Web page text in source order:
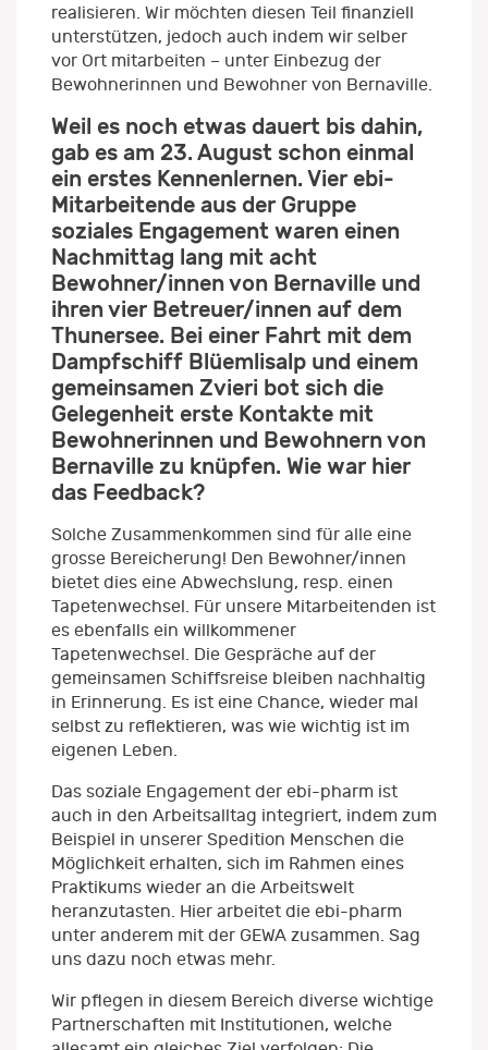
realisieren. Wir möchten diesen Teil finanziell
unterstützen, jedoch auch indem wir selber
vor Ort mitarbeiten – unter Einbezug der
Bewohnerinnen und Bewohner von Bernaville.
Weil es noch etwas dauert bis dahin,
gab es am 23. August schon einmal
ein erstes Kennenlernen. Vier ebi-
Mitarbeitende aus der Gruppe
soziales Engagement waren einen
Nachmittag lang mit acht
Bewohner/innen von Bernaville und
ihren vier Betreuer/innen auf dem
Thunersee. Bei einer Fahrt mit dem
Dampfschiff Blüemlisalp und einem
gemeinsamen Zvieri bot sich die
Gelegenheit erste Kontakte mit
Bewohnerinnen und Bewohnern von
Bernaville zu knüpfen. Wie war hier
das Feedback?
Solche Zusammenkommen sind für alle eine
grosse Bereicherung! Den Bewohner/innen
bietet dies eine Abwechslung, resp. einen
Tapetenwechsel. Für unsere Mitarbeitenden ist
es ebenfalls ein willkommener
Tapetenwechsel. Die Gespräche auf der
gemeinsamen Schiffsreise bleiben nachhaltig
in Erinnerung. Es ist eine Chance, wieder mal
selbst zu reflektieren, was wie wichtig ist im
eigenen Leben.
Das soziale Engagement der ebi-pharm ist
auch in den Arbeitsalltag integriert, indem zum
Beispiel in unserer Spedition Menschen die
Möglichkeit erhalten, sich im Rahmen eines
Praktikums wieder an die Arbeitswelt
heranzutasten. Hier arbeitet die ebi-pharm
unter anderem mit der GEWA zusammen. Sag
uns dazu noch etwas mehr.
Wir pflegen in diesem Bereich diverse wichtige
Partnerschaften mit Institutionen, welche